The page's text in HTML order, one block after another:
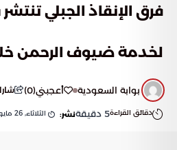
فرق الإنقاذ الجبلي
لخدمة ضيوف الرحمن
بوابة السعودية أعجبني(
0
)
دقائق القراءة5 دقيقةنشر: الثلاثاء, 26 مايو